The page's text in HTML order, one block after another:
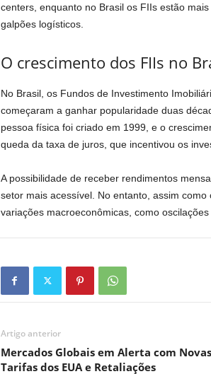
centers, enquanto no Brasil os FIIs estão
galpões logísticos.
O crescimento dos FIIs no
No Brasil, os Fundos de Investimento
começaram a ganhar popularidade duas
pessoa física foi criado em 1999, e o
queda da taxa de juros, que incentivou os
A possibilidade de receber rendimentos
setor mais acessível. No entanto, assim
variações macroeconômicas, como
Artigo anterior
Mercados Globais em Alerta com Novas
Tarifas dos EUA e Retaliações